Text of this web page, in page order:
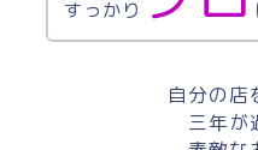
すっかり
自分の店
三年が